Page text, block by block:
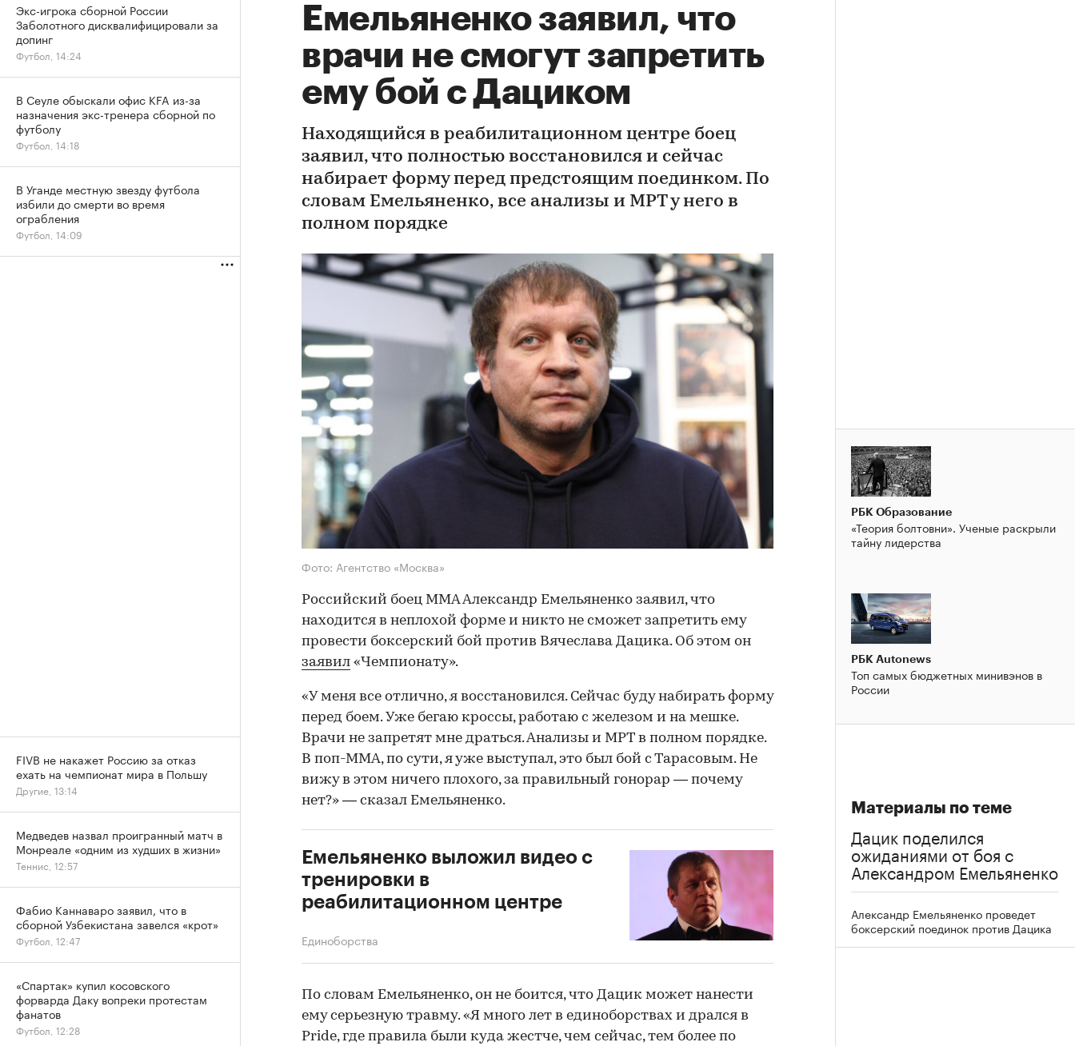
Емельяненко заявил, что
врачи не смогут запретить
ему бой с Дациком
Находящийся в реабилитационном центре боец
заявил, что полностью восстановился и сейчас
набирает форму перед предстоящим поединком. По
словам Емельяненко, все анализы и МРТ у него в
полном порядке
Фото: Агентство «Москва»
Российский боец ММА Александр Емельяненко заявил, что
находится в неплохой форме и никто не сможет запретить ему
провести боксерский бой против Вячеслава Дацика. Об этом он
заявил «Чемпионату».
«У меня все отлично, я восстановился. Сейчас буду набирать форму
перед боем. Уже бегаю кроссы, работаю с железом и на мешке.
Врачи не запретят мне драться. Анализы и МРТ в полном порядке.
В поп-ММА, по сути, я уже выступал, это был бой с Тарасовым. Не
вижу в этом ничего плохого, за правильный гонорар — почему
нет?» — сказал Емельяненко.
Емельяненко выложил видео с
тренировки в
реабилитационном центре
Единоборства
По словам Емельяненко, он не боится, что Дацик может нанести
ему серьезную травму. «Я много лет в единоборствах и дрался в
Pride, где правила были куда жестче, чем сейчас, тем более по
РБК Образование
«Теория болтовни». Ученые раскрыли
тайну лидерства
РБК Autonews
Топ самых бюджетных минивэнов в
России
Материалы по теме
Дацик поделился
ожиданиями от боя с
Александром Емельяненко
Александр Емельяненко проведет
боксерский поединок против Дацика
Экс-игрока сборной России
Заболотного дисквалифицировали за
допинг
Футбол, 14:24
В Сеуле обыскали офис KFA из-за
назначения экс-тренера сборной по
футболу
Футбол, 14:18
В Уганде местную звезду футбола
избили до смерти во время
ограбления
Футбол, 14:09
FIVB не накажет Россию за отказ
ехать на чемпионат мира в Польшу
Другие, 13:14
Медведев назвал проигранный матч в
Монреале «одним из худших в жизни»
Теннис, 12:57
Фабио Каннаваро заявил, что в
сборной Узбекистана завелся «крот»
Футбол, 12:47
«Спартак» купил косовского
форварда Даку вопреки протестам
фанатов
Футбол, 12:28